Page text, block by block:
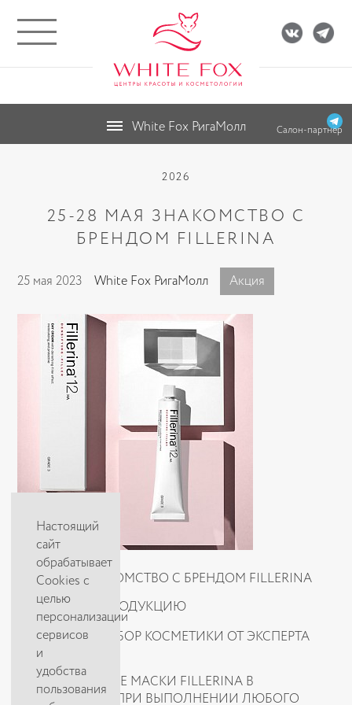
White Fox РигаМолл Салон-партнёр
2026
25-28 МАЯ ЗНАКОМСТВО С
БРЕНДОМ FILLERINA
25 мая 2023 White Fox РигаМолл Акция
25-28 МАЯ ЗНАКОМСТВО С БРЕНДОМ FILLERINA
-10% НА ВСЮ ПРОДУКЦИЮ
25.05 - ПОДБОР КОСМЕТИКИ ОТ ЭКСПЕРТА
НАНЕСЕНИЕ МАСКИ FILLERINA В
ПОДАРОК ПРИ ВЫПОЛНЕНИИ ЛЮБОГО
Настоящий
сайт
обрабатывает
Cookies с
целью
персонализации
сервисов
и
удобства
пользования